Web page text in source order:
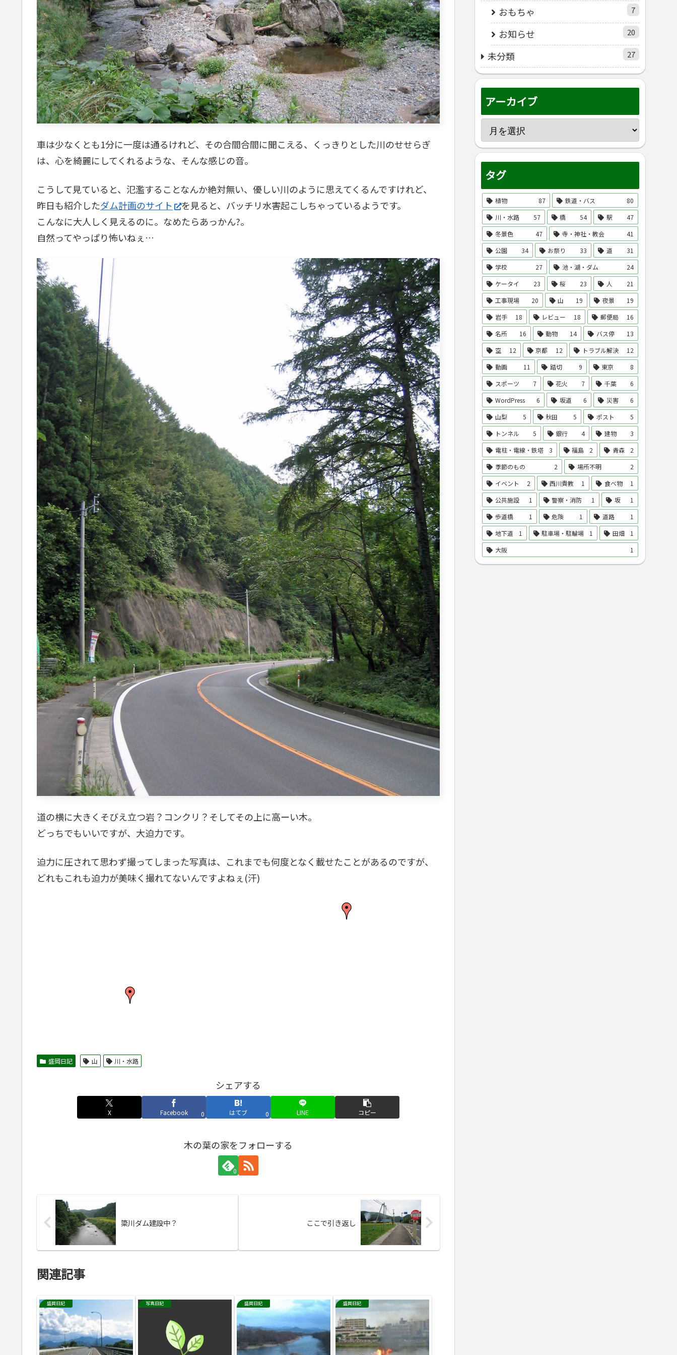
車は少なくとも1分に一度は通るけれど、その合間合間に聞こえる、くっきりとした川のせせらぎ
は、心を綺麗にしてくれるような、そんな感じの音。
こうして見ていると、氾濫することなんか絶対無い、優しい川のように思えてくるんですけれど、
昨日も紹介したダム計画のサイト
を見ると、バッチリ水害起こしちゃっているようです。
こんなに大人しく見えるのに。なめたらあっかん?。
自然ってやっぱり怖いねぇ…
道の横に大きくそびえ立つ岩？コンクリ？そしてその上に高ーい木。
どっちでもいいですが、大迫力です。
迫力に圧されて思わず撮ってしまった写真は、これまでも何度となく載せたことがあるのですが、
どれもこれも迫力が美味く撮れてないんですよねぇ(汗)
盛岡日記 山 川・水路
シェアする
X Facebook 0 はてブ 0 LINE コピー
木の葉の家をフォローする
0
簗川ダム建設中？ ここで引き返し
関連記事
盛岡日記 写真日記 盛岡日記 盛岡日記
おもちゃ 7
お知らせ 20
未分類 27
アーカイブ
タグ
植物 87 鉄道・バス
80
川・水路
57 橋 54 駅
47
冬景色
47 寺・神社・教会
41
公園
34 お祭り 33 道
31
学校
27 池・湖・ダム
24
ケータイ
23 桜 23 人
21
工事現場
20 山 19 夜景
19
岩手
18 レビュー 18 郵便局
16
名所
16 動物 14 バス停
13
空
12 京都 12 トラブル解決
12
動画
11 踏切 9 東京
8
スポーツ
7 花火 7 千葉
6
WordPress
6 坂道 6 災害
6
山梨
5 秋田 5 ポスト
5
トンネル
5 銀行 4 建物
3
電柱・電線・鉄塔
3 福島 2 青森
2
季節のもの
2 場所不明
2
イベント
2 西川貴教 1 食べ物
1
公共施設
1 警察・消防 1 坂
1
歩道橋
1 危険 1 道路
1
地下道
1 駐車場・駐輪場 1 田畑
1
大阪
1